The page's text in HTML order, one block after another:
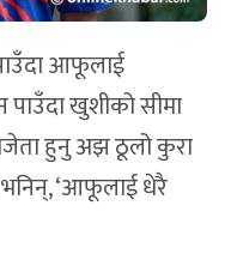
आफूलाई
पाउँदा खुशीको सीमा
हुनु अझ ठूलो कुरा
‘आफूलाई धेरै